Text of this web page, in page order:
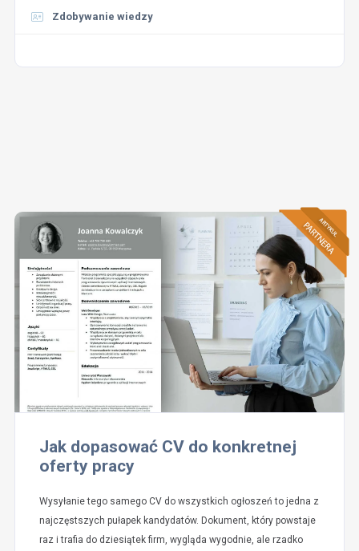
Zdobywanie wiedzy
Jak dopasować CV do konkretnej
oferty pracy
Wysyłanie tego samego CV do wszystkich ogłoszeń to jedna z
najczęstszych pułapek kandydatów. Dokument, który powstaje
raz i trafia do dziesiątek firm, wygląda wygodnie, ale rzadko